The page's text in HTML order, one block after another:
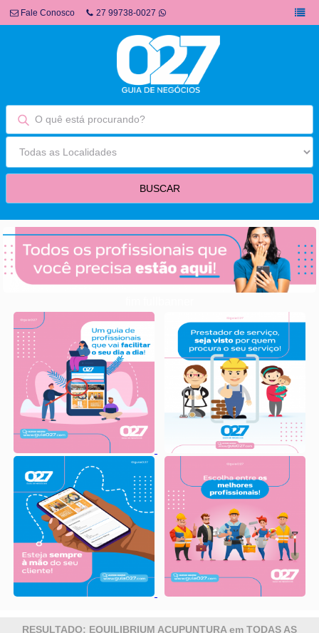
Fale Conosco 27 99738-0027
RESULTADO: EQUILIBRIUM ACUPUNTURA em TODAS AS